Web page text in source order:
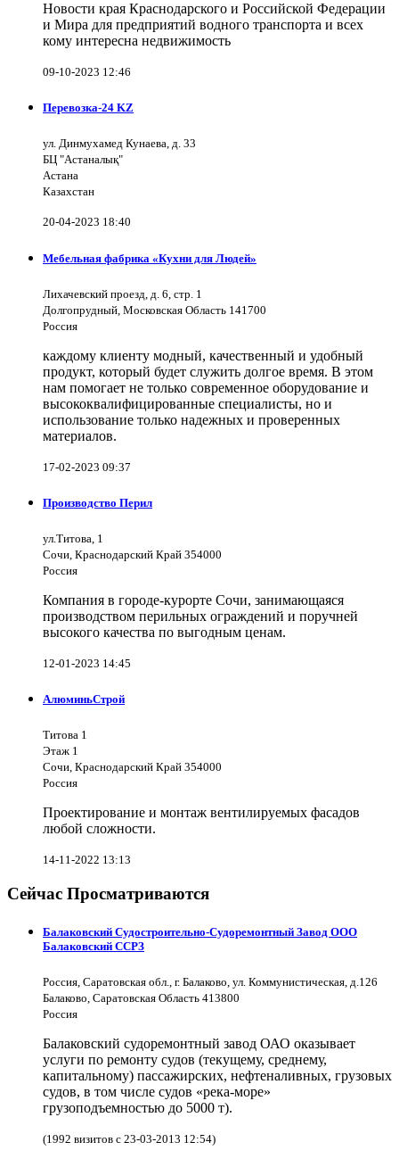
Новости края Краснодарского и Российской Федерации
и Мира для предприятий водного транспорта и всех
кому интересна недвижимость
09-10-2023 12:46
Перевозка-24 KZ
ул. Динмухамед Кунаева, д. 33
БЦ "Астаналық"
Астана
Казахстан
20-04-2023 18:40
Мебельная фабрика «Кухни для Людей»
Лихачевский проезд, д. 6, стр. 1
Долгопрудный, Московская Область 141700
Россия
каждому клиенту модный, качественный и удобный
продукт, который будет служить долгое время. В этом
нам помогает не только современное оборудование и
высококвалифицированные специалисты, но и
использование только надежных и проверенных
материалов.
17-02-2023 09:37
Производство Перил
ул.Титова, 1
Сочи, Краснодарский Край 354000
Россия
Компания в городе-курорте Сочи, занимающаяся
производством перильных ограждений и поручней
высокого качества по выгодным ценам.
12-01-2023 14:45
АлюминьСтрой
Титова 1
Этаж 1
Сочи, Краснодарский Край 354000
Россия
Проектирование и монтаж вентилируемых фасадов
любой сложности.
14-11-2022 13:13
Сейчас Просматриваются
Балаковский Судостроительно-Судоремонтный Завод ООО
Балаковский ССРЗ
Россия, Саратовская обл., г. Балаково, ул. Коммунистическая, д.126
Балаково, Саратовская Область 413800
Россия
Балаковский судоремонтный завод ОАО оказывает
услуги по ремонту судов (текущему, среднему,
капитальному) пассажирских, нефтеналивных, грузовых
судов, в том числе судов «река-море»
грузоподъемностью до 5000 т).
(1992 визитов с 23-03-2013 12:54)